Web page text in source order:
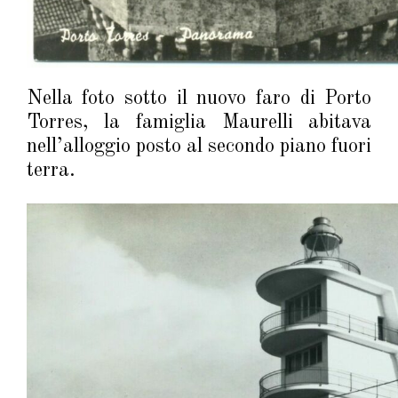
Nella foto sotto il nuovo faro di Porto
Torres, la famiglia Maurelli abitava
nell’alloggio posto al secondo piano fuori
terra.